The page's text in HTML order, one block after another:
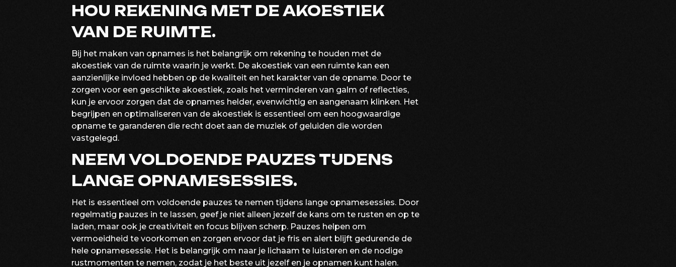
HOU REKENING MET DE AKOESTIEK
VAN DE RUIMTE.
Bij het maken van opnames is het belangrijk om rekening te houden met de
akoestiek van de ruimte waarin je werkt. De akoestiek van een ruimte kan een
aanzienlijke invloed hebben op de kwaliteit en het karakter van de opname. Door te
zorgen voor een geschikte akoestiek, zoals het verminderen van galm of reflecties,
kun je ervoor zorgen dat de opnames helder, evenwichtig en aangenaam klinken. Het
begrijpen en optimaliseren van de akoestiek is essentieel om een hoogwaardige
opname te garanderen die recht doet aan de muziek of geluiden die worden
vastgelegd.
NEEM VOLDOENDE PAUZES TIJDENS
LANGE OPNAMESESSIES.
Het is essentieel om voldoende pauzes te nemen tijdens lange opnamesessies. Door
regelmatig pauzes in te lassen, geef je niet alleen jezelf de kans om te rusten en op te
laden, maar ook je creativiteit en focus blijven scherp. Pauzes helpen om
vermoeidheid te voorkomen en zorgen ervoor dat je fris en alert blijft gedurende de
hele opnamesessie. Het is belangrijk om naar je lichaam te luisteren en de nodige
rustmomenten te nemen, zodat je het beste uit jezelf en je opnamen kunt halen.